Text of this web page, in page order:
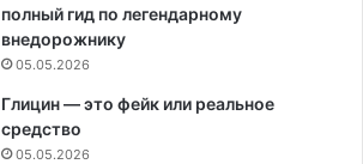
полный гид по легендарному
внедорожнику
05.05.2026
Глицин — это фейк или реальное
средство
05.05.2026